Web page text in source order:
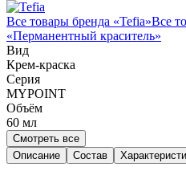
Все товары бренда «Tefia»Все
«Перманентный краситель»
Вид
Крем-краска
Серия
MYPOINT
Объём
60 мл
Смотреть все
Описание
Состав